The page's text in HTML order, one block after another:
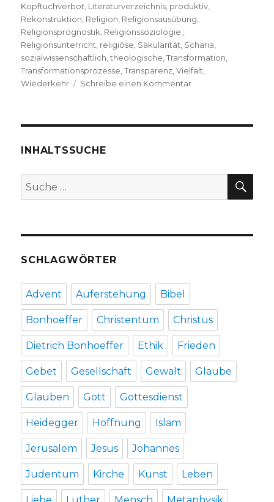
Kopftuchverbot Literaturverzeichnis produktiv
Rekonstruktion Religion Religionsausübung
Religionsprognostik Religionssoziologie.
Religionsunterricht religiöse Säkularität Scharia
sozialwissenschaftlich ,theologische ,Transformation
Transformationsprozesse ,Transparenz ,Vielfalt
Wiederkehr
Schreibe einen Kommentarzu
von
Fleischer,
INHALTSSUCHE
Suche
nach:
SCHLAGWÖRTER
Advent Auferstehung Bibel
Bonhoeffer Christentum Christus
Dietrich Bonhoeffer Ethik Frieden
Gebet Gesellschaft Gewalt Glaube
Glauben Gott Gottesdienst
Heidegger Hoffnung Islam
Jerusalem Jesus Johannes
Judentum Kirche Kunst Leben